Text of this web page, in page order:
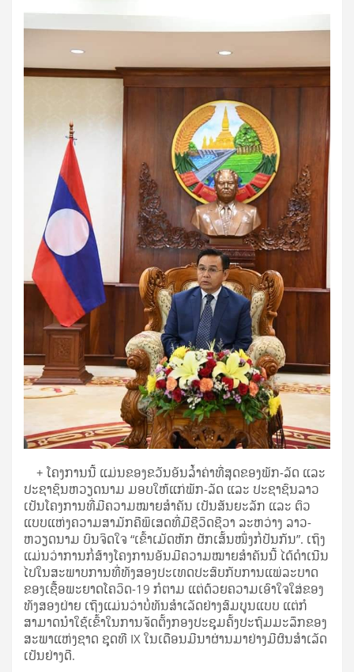
+ ໂຄງການນີ້ ແມ່ນຂອງຂວັນອັນລໍ້າຄ່າທີ່ສຸດຂອງພັກ-ລັດ ແລະ
ປະຊາຊົນຫວຽດນາມ ມອບໃຫ້ແກ່ພັກ-ລັດ ແລະ ປະຊາຊົນລາວ
ເປັນໂຄງການທີ່ມີຄວາມໝາຍສໍາຄັນ ເປັນສັນຍະລັກ ແລະ ຕົວ
ແບບແຫ່ງຄວາມສາມັກຄີພິເສດທີ່ມີຊີວິດຊີວາ ລະຫວ່າງ ລາວ-
ຫວຽດນາມ ບົນຈິດໃຈ “ເຂົ້າເມັດຫັກ ຜັກເສັ້ນໜຶ່ງກໍ່ປັນກັນ”. ເຖິງ
ແມ່ນວ່າການກໍ່ສ້າງໂຄງການອັນມີຄວາມໝາຍສໍາຄັນນີ້ ໄດ້ດໍາເນີນ
ໄປໃນສະພາບການທີ່ທັງສອງປະເທດປະສົບກັບການແພ່ລະບາດ
ຂອງເຊື້ອພະຍາດໂຄວິດ-19 ກໍຕາມ ແຕ່ດ້ວຍຄວາມເອົາໃຈໃສ່ຂອງ
ທັງສອງຝ່າຍ ເຖິງແມ່ນວ່າບໍ່ທັນສຳເລັດຢ່າງສົມບູນແບບ ແຕ່ກໍ
ສາມາດນຳໃຊ້ເຂົ້າໃນການຈັດຕັ້ງກອງປະຊຸມຄັ້ງປະຖົມມະລຶກຂອງ
ສະພາແຫ່ງຊາດ ຊຸດທີ IX ໃນເດືອນມີນາຜ່ານມາຢ່າງມີຜົນສຳເລັດ
ເປັນຢ່າງດີ.